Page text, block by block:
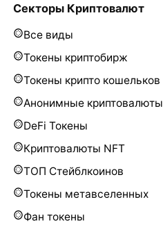
Секторы Криптовалют
Все виды
Токены криптобирж
Токены крипто кошельков
Анонимные криптовалюты
DeFi Токены
Криптовалюты NFT
ТОП Стейблкоинов
Токены метавселенных
Фан токены